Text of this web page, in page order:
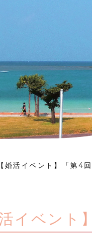
【婚活イベント】「第4
活イベント